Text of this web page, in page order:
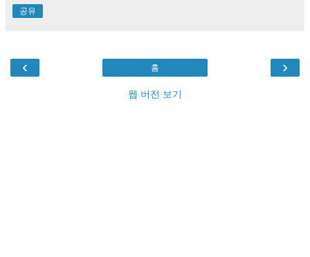
공유
‹ ›
홈
웹 버전 보기